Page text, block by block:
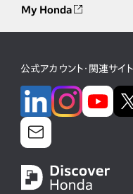
My Honda
公式アカウント・関連サイト